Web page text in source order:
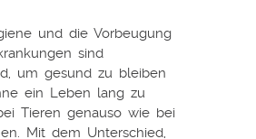
und die Vorbeugung
sind
um gesund zu bleiben
ein Leben lang zu
Tieren genauso wie bei
Mit dem Unterschied,